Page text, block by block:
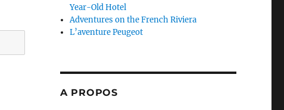
Year-Old Hotel
Adventures on the French Riviera
L’aventure Peugeot
A PROPOS